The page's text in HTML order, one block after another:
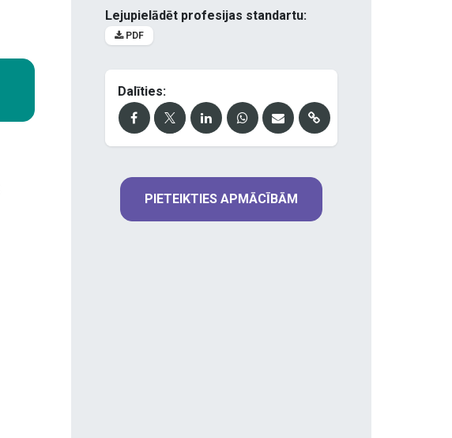
Lejupielādēt profesijas standartu:
PDF
Dalīties:
PIETEIKTIES APMĀCĪBĀM